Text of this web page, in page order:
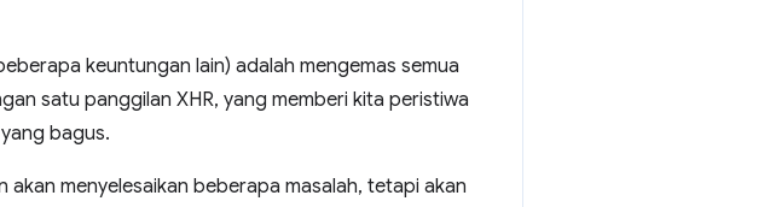
keuntungan lain) adalah mengemas semua
satu panggilan XHR, yang memberi kita peristiwa
bagus.
menyelesaikan beberapa masalah, tetapi akan